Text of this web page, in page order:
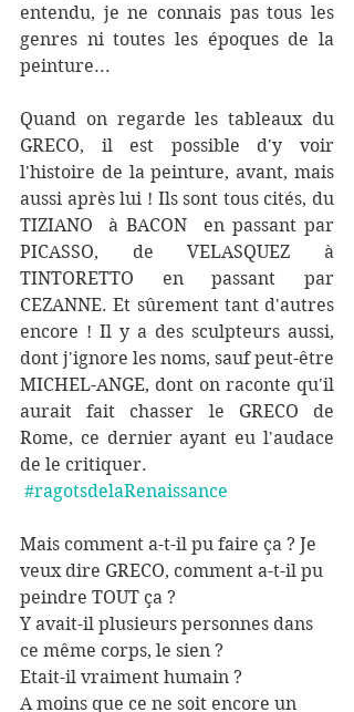
entendu, je ne connais pas tous les
genres ni toutes les époques de la
peinture...
Quand on regarde les tableaux du
GRECO, il est possible d'y voir
l'histoire de la peinture, avant, mais
aussi après lui ! Ils sont tous cités, du
TIZIANO  à BACON  en passant par
PICASSO, de VELASQUEZ à
TINTORETTO en passant par
CEZANNE. Et sûrement tant d'autres
encore ! Il y a des sculpteurs aussi,
dont j'ignore les noms, sauf peut-être
MICHEL-ANGE, dont on raconte qu'il
aurait fait chasser le GRECO de
Rome, ce dernier ayant eu l'audace
de le critiquer.
#ragotsdelaRenaissance
Mais comment a-t-il pu faire ça ? Je
veux dire GRECO, comment a-t-il pu
peindre TOUT ça ?
Y avait-il plusieurs personnes dans
ce même corps, le sien ?
Etait-il vraiment humain ?
A moins que ce ne soit encore un